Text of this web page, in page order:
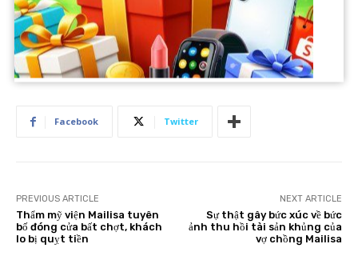
tro-lai-showbiz-4987750.html
Facebook Twitter
PREVIOUS ARTICLE
Thẩm mỹ viện Mailisa tuyên
bố đóng cửa bất chợt, khách
lo bị quỵt tiền
NEXT ARTICLE
Sự thật gây bức xúc về bức
ảnh thu hồi tài sản khủng của
vợ chồng Mailisa